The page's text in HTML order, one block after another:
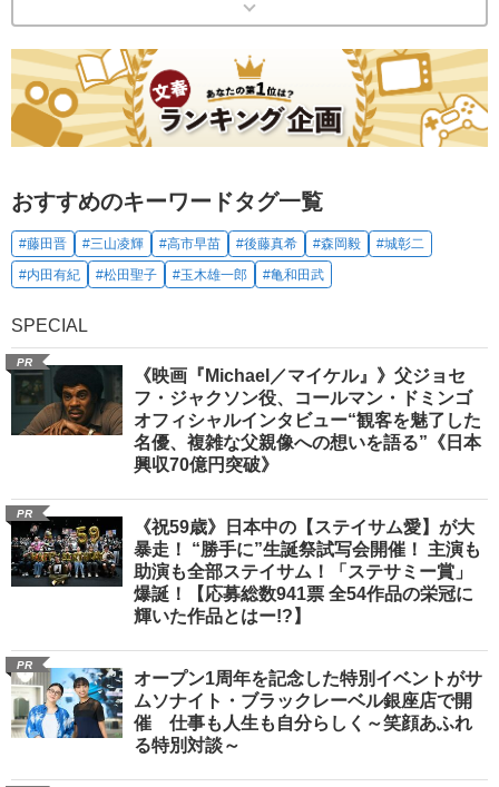
おすすめのキーワードタグ一覧
#藤田晋 #三山凌輝 #高市早苗 #後藤真希 #森岡毅
#城彰二
#内田有紀
#松田聖子 #玉木雄一郎 #亀和田武
SPECIAL
PR
《映画『Michael／マイケル』》父ジョセ
フ・ジャクソン役、コールマン・ドミンゴ
オフィシャルインタビュー“観客を魅了した
名優、複雑な父親像への想いを語る”《日本
興収70億円突破》
PR
《祝59歳》日本中の【ステイサム愛】が大
暴走！ “勝手に”生誕祭試写会開催！ 主演も
助演も全部ステイサム！「ステサミー賞」
爆誕！【応募総数941票 全54作品の栄冠に
輝いた作品とはー!?】
PR
オープン1周年を記念した特別イベントがサ
ムソナイト・ブラックレーベル銀座店で開
催 仕事も人生も自分らしく～笑顔あふれ
る特別対談～